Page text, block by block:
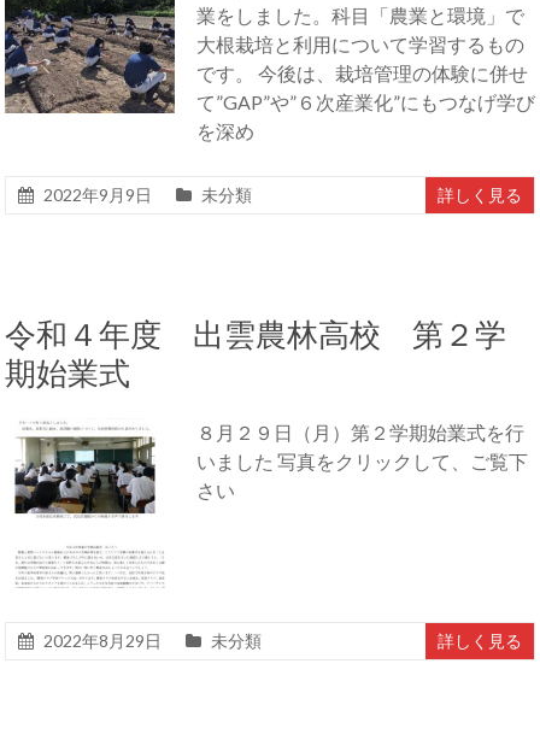
業をしました。科目「農業と環境」で
大根栽培と利用について学習するもの
です。 今後は、栽培管理の体験に併せ
て”GAP”や”６次産業化”にもつなげ学び
を深め
2022年9月9日 未分類 詳しく見る
令和４年度 出雲農林高校 第２学
期始業式
８月２９日（月）第２学期始業式を行
いました 写真をクリックして、ご覧下
さい
2022年8月29日 未分類 詳しく見る